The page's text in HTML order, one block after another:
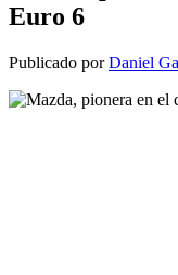
Euro 6
Publicado porDaniel